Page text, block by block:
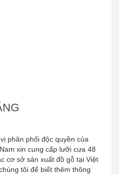
phân phối độc quyền của
xin cung cấp lưỡi cưa 48
cơ sở sản xuất đồ gỗ tại Việt
tôi để biết thêm thông